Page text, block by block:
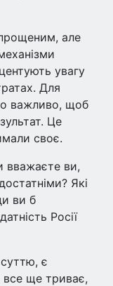
але
увагу
Для
важливо, щоб
Це
своє.
вважаєте ви,
Які
ви б
Росії
є
все ще триває,